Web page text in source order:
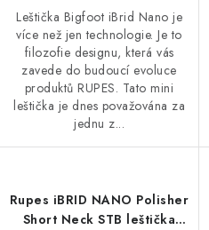
Leštička Bigfoot iBrid Nano je
více než jen technologie. Je to
filozofie designu, která vás
zavede do budoucí evoluce
produktů RUPES. Tato mini
leštička je dnes považována za
jednu z...
Rupes iBRID NANO Polisher
Short Neck STB leštička